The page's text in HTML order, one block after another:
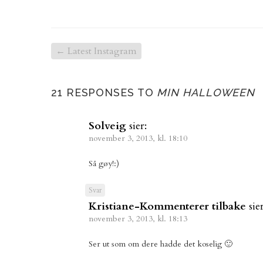
← Latest Instagram
21 RESPONSES TO MIN HALLOWEEN
Solveig sier:
november 3, 2013, kl. 18:10
Så gøy!:)
Svar
Kristiane-Kommenterer tilbake
november 3, 2013, kl. 18:13
Ser ut som om dere hadde det koselig 🙂